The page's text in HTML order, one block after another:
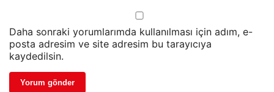
Daha sonraki yorumlarımda kullanılması için adım, e-
posta adresim ve site adresim bu tarayıcıya
kaydedilsin.